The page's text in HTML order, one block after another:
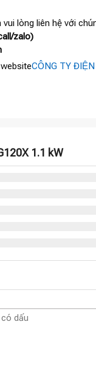
lòng liên hệ với
zalo)
CÔNG TY
1.1 kW